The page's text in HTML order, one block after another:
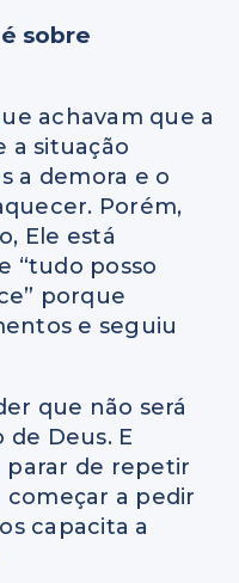
sobre
achavam que a
a situação
a demora e o
Porém,
Ele está
“tudo posso
porque
e seguiu
que não será
Deus. E
parar de repetir
a pedir
capacita a